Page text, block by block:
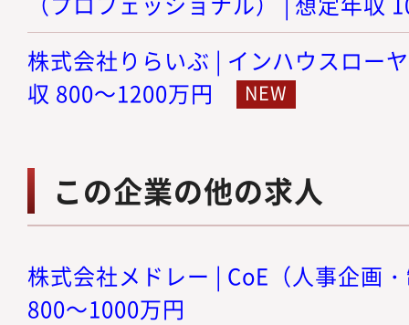
株式会社りらいぶ | インハウスロー
収 800～1200万円
この企業の他の求人
株式会社メドレー | CoE（人事企画
800～1000万円